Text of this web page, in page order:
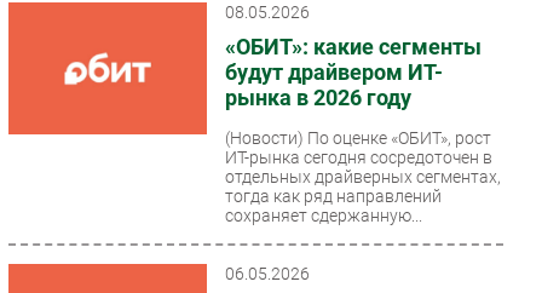
08.05.2026
«ОБИТ»: какие сегменты
будут драйвером ИТ-
рынка в 2026 году
(Новости) По оценке «ОБИТ», рост
ИТ-рынка сегодня сосредоточен в
отдельных драйверных сегментах,
тогда как ряд направлений
сохраняет сдержанную...
06.05.2026